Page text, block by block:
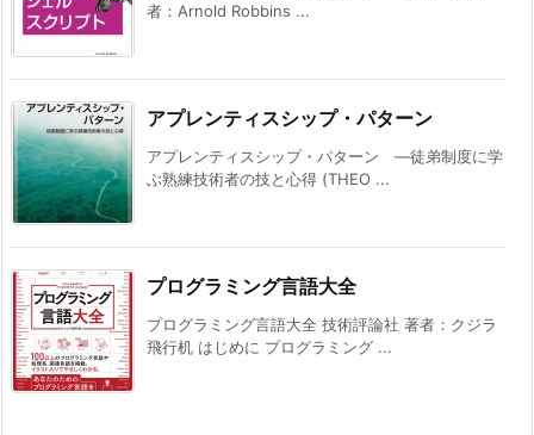
者：Arnold Robbins ...
アプレンティスシップ・パターン
アプレンティスシップ・パターン ―徒弟制度に学
ぶ熟練技術者の技と心得 (THEO ...
プログラミング言語大全
プログラミング言語大全 技術評論社 著者：クジラ
飛行机 はじめに プログラミング ...